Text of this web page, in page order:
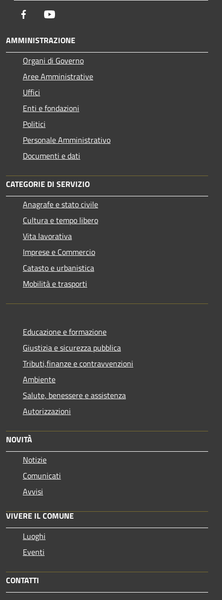
Facebook
AMMINISTRAZIONE
Organi di Governo
Aree Amministrative
Uffici
Enti e fondazioni
Politici
Personale Amministrativo
Documenti e dati
CATEGORIE DI SERVIZIO
Anagrafe e stato civile
Cultura e tempo libero
Vita lavorativa
Imprese e Commercio
Catasto e urbanistica
Mobilità e trasporti
Educazione e formazione
Giustizia e sicurezza pubblica
Tributi,finanze e contravvenzioni
Ambiente
Salute, benessere e assistenza
Autorizzazioni
NOVITÀ
Notizie
Comunicati
Avvisi
VIVERE IL COMUNE
Luoghi
Eventi
CONTATTI